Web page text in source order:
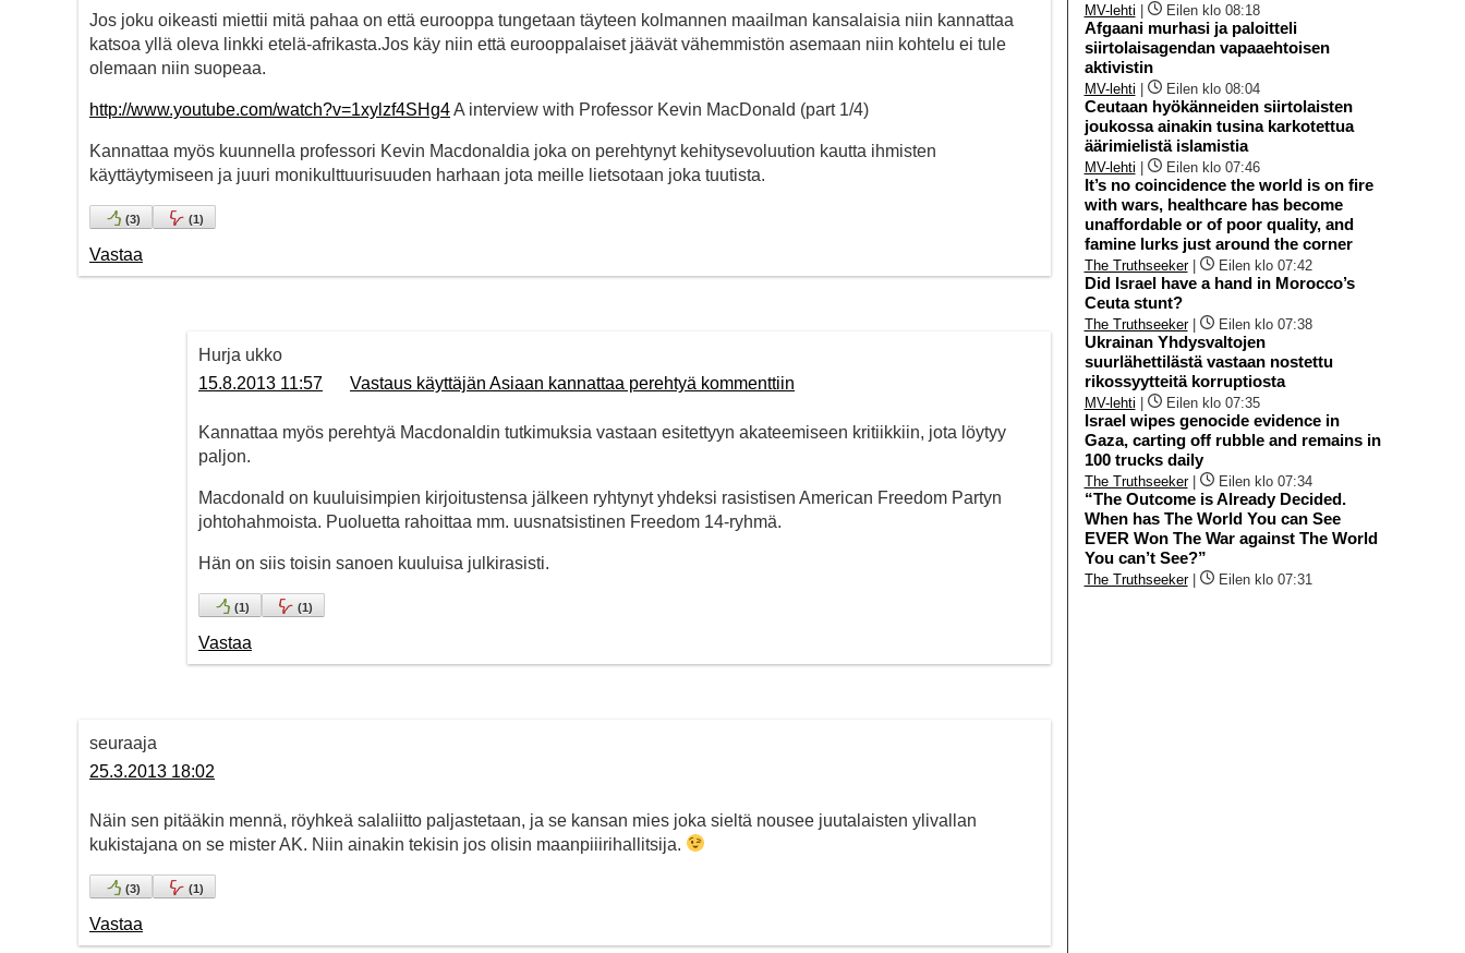
Jos joku oikeasti miettii mitä pahaa on että eurooppa tungetaan täyteen kolmannen maailman kansalaisia niin kannattaa
katsoa yllä oleva linkki etelä-afrikasta.Jos käy niin että eurooppalaiset jäävät vähemmistön asemaan niin kohtelu ei tule
olemaan niin suopeaa.
http://www.youtube.com/watch?v=1xylzf4SHg4A interview with Professor Kevin MacDonald (part 1/4)
Kannattaa myös kuunnella professori Kevin Macdonaldia joka on perehtynyt kehitysevoluution kautta ihmisten
käyttäytymiseen ja juuri monikulttuurisuuden harhaan jota meille lietsotaan joka tuutista.
(3) (1)
Vastaa
Hurja ukko
15.8.2013 11:57
Vastaus käyttäjän Asiaan kannattaa perehtyä kommenttiin
Kannattaa myös perehtyä Macdonaldin tutkimuksia vastaan esitettyyn akateemiseen kritiikkiin, jota löytyy
paljon.
Macdonald on kuuluisimpien kirjoitustensa jälkeen ryhtynyt yhdeksi rasistisen American Freedom Partyn
johtohahmoista. Puoluetta rahoittaa mm. uusnatsistinen Freedom 14-ryhmä.
Hän on siis toisin sanoen kuuluisa julkirasisti.
(1) (1)
Vastaa
seuraaja
25.3.2013 18:02
Näin sen pitääkin mennä, röyhkeä salaliitto paljastetaan, ja se kansan mies joka sieltä nousee juutalaisten ylivallan
kukistajana on se mister AK. Niin ainakin tekisin jos olisin maanpiiirihallitsija.
(3) (1)
Vastaa
MV-lehti Eilen klo 08:18
Afgaani murhasi ja paloitteli
siirtolaisagendan vapaaehtoisen
aktivistin
MV-lehti Eilen klo 08:04
Ceutaan hyökänneiden siirtolaisten
joukossa ainakin tusina karkotettua
äärimielistä islamistia
MV-lehti Eilen klo 07:46
It’s no coincidence the world is on fire
with wars, healthcare has become
unaffordable or of poor quality, and
famine lurks just around the corner
The Truthseeker| Eilen klo 07:42
Did Israel have a hand in Morocco’s
Ceuta stunt?
The Truthseeker| Eilen klo 07:38
Ukrainan Yhdysvaltojen
suurlähettilästä vastaan nostettu
rikossyytteitä korruptiosta
MV-lehti Eilen klo 07:35
Israel wipes genocide evidence in
Gaza, carting off rubble and remains in
100 trucks daily
The Truthseeker| Eilen klo 07:34
“The Outcome is Already Decided.
When has The World You can See
EVER Won The War against The World
You can’t See?”
The Truthseeker| Eilen klo 07:31